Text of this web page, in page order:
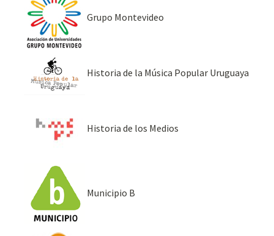
Grupo Montevideo
Historia de la Música Popular Uruguaya
Historia de los Medios
Municipio B